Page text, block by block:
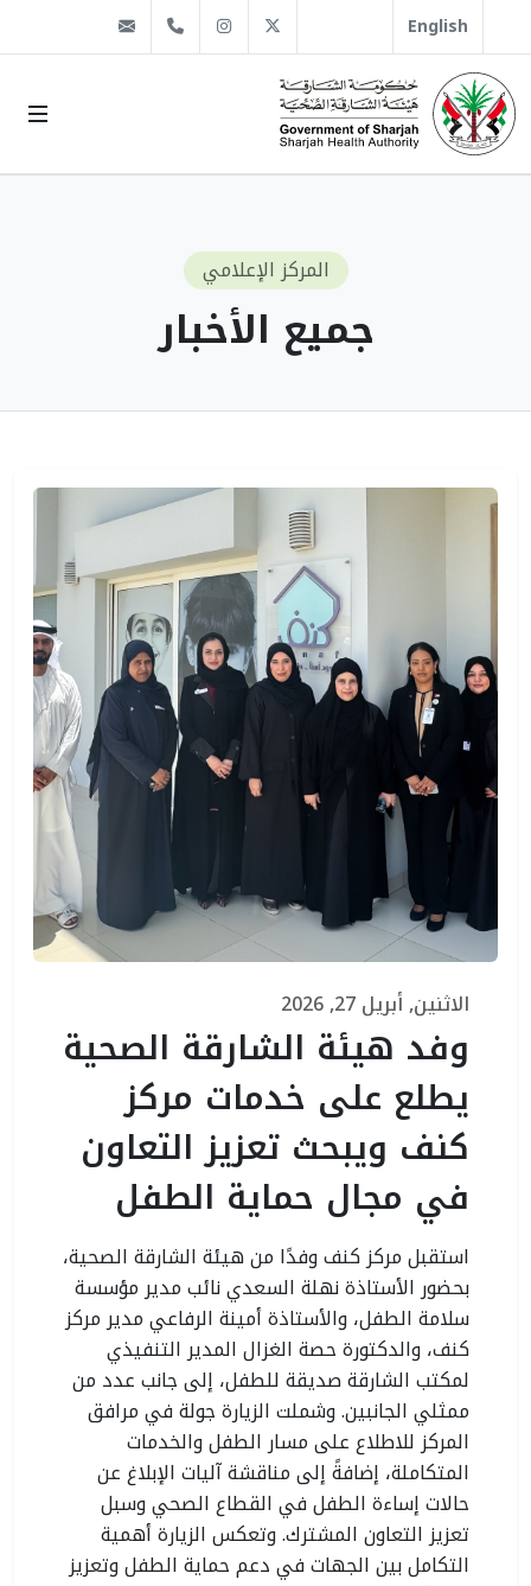
English
Twitter
Instagram
1666 509 6 971+
المركز الإعلامي
جميع الأخبار
الاثنين, أبريل 27, 2026
وفد هيئة الشارقة الصحية
يطلع على خدمات مركز
كنف ويبحث تعزيز التعاون
في مجال حماية الطفل
استقبل مركز كنف وفدًا من هيئة الشارقة الصحية،
بحضور الأستاذة نهلة السعدي نائب مدير مؤسسة
سلامة الطفل، والأستاذة أمينة الرفاعي مدير مركز
كنف، والدكتورة حصة الغزال المدير التنفيذي
لمكتب الشارقة صديقة للطفل، إلى جانب عدد من
ممثلي الجانبين. وشملت الزيارة جولة في مرافق
المركز للاطلاع على مسار الطفل والخدمات
المتكاملة، إضافةً إلى مناقشة آليات الإبلاغ عن
حالات إساءة الطفل في القطاع الصحي وسبل
تعزيز التعاون المشترك. وتعكس الزيارة أهمية
التكامل بين الجهات في دعم حماية الطفل وتعزيز